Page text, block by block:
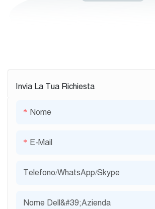
Invia La Tua Richiesta
Nome
E-Mail
Telefono/WhatsApp/Skype
Nome Dell&#39;azienda